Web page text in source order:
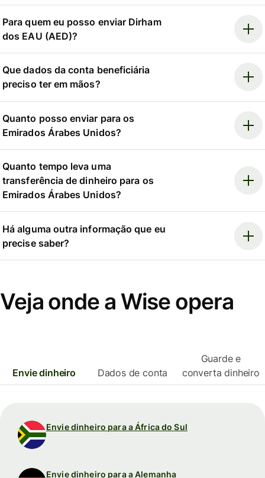
Para quem eu posso enviar Dirham
dos EAU (AED)?
Que dados da conta beneficiária
preciso ter em mãos?
Quanto posso enviar para os
Emirados Árabes Unidos?
Quanto tempo leva uma
transferência de dinheiro para os
Emirados Árabes Unidos?
Há alguma outra informação que eu
precise saber?
Veja onde a Wise opera
Envie dinheiro Dados de conta
Guarde e
converta dinheiro
Envie dinheiro para a África do Sul
Envie dinheiro para a Alemanha